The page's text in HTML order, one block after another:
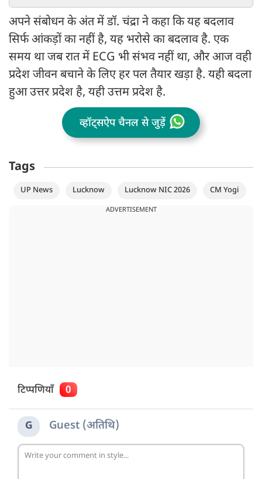
अपने संबोधन के अंत में डॉ. चंद्रा ने कहा कि यह बदलाव
सिर्फ आंकड़ों का नहीं है, यह भरोसे का बदलाव है. एक
समय था जब रात में ECG भी संभव नहीं था, और आज वही
प्रदेश जीवन बचाने के लिए हर पल तैयार खड़ा है. यही बदला
हुआ उत्तर प्रदेश है, यही उत्तम प्रदेश है.
व्हॉट्सऐप चैनल से जुड़ें
Tags
UP News Lucknow Lucknow NIC 2026 CM Yogi
ADVERTISEMENT
टिप्पणियाँ 0
G Guest (अतिथि)